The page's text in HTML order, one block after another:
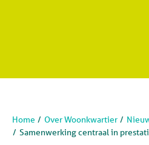
Home Over Woonkwartier
Samenwerking centraal in